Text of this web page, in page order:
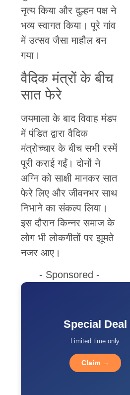
नृत्य किया और दुल्हन पक्ष ने
भव्य स्वागत किया। पूरे गांव
में उत्सव जैसा माहौल बन
गया।
वैदिक मंत्रों के बीच
सात फेरे
जयमाला के बाद विवाह मंडप
में पंडित द्वारा वैदिक
मंत्रोच्चार के बीच सभी रस्में
पूरी कराई गईं। दोनों ने
अग्नि को साक्षी मानकर सात
फेरे लिए और जीवनभर साथ
निभाने का संकल्प लिया।
इस दौरान किन्नर समाज के
लोग भी लोकगीतों पर झूमते
नजर आए।
- Sponsored -
Special Deal
Limited time only
Claim →